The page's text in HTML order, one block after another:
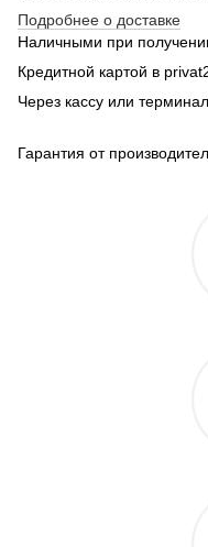
Подробнее о доставке
Наличными при
Кредитной картой в
Через кассу или
Гарантия от